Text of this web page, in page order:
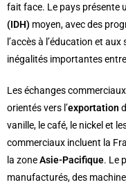
fait face. Le pays présente
(IDH) moyen, avec des
l’accès à l’éducation et
inégalités importantes
Les échanges
orientés vers l’exportation
vanille, le café, le nickel et
commerciaux incluent la
la zoneAsie-Pacifique. Le
manufacturés, des